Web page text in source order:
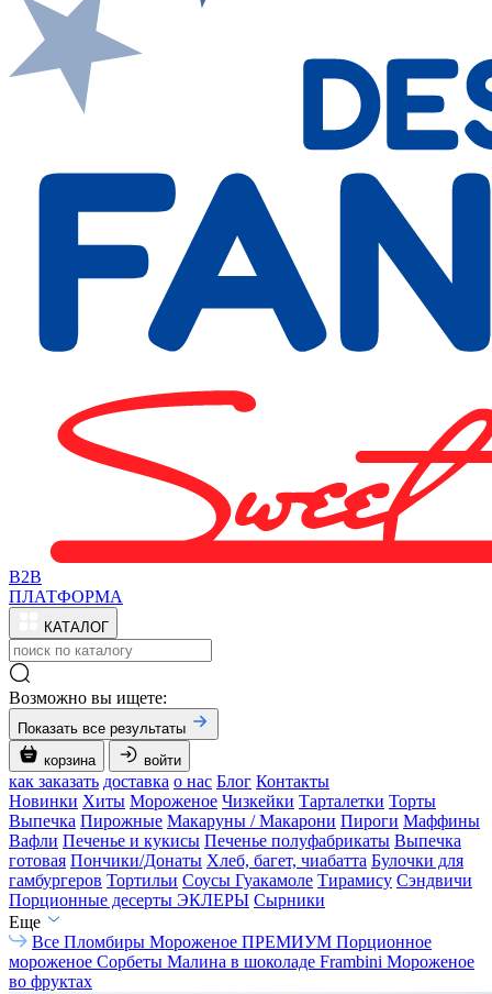
B2B
ПЛАТФОРМА
КАТАЛОГ
Возможно вы ищете:
Показать все результаты
корзина
войти
как заказать доставка о нас Блог Контакты
Новинки Хиты Мороженое Чизкейки Тарталетки Торты
Выпечка Пирожные Макаруны / Макарони Пироги Маффины
Вафли Печенье и кукисы Печенье полуфабрикаты Выпечка
готовая Пончики/Донаты Хлеб, багет, чиабатта Булочки для
гамбургеров Тортильи Соусы Гуакамоле Тирамису Сэндвичи
Порционные десерты ЭКЛЕРЫ Сырники
Еще
Все Пломбиры Мороженое ПРЕМИУМ Порционное
мороженое Сорбеты Малина в шоколаде Frambini Мороженое
во фруктах